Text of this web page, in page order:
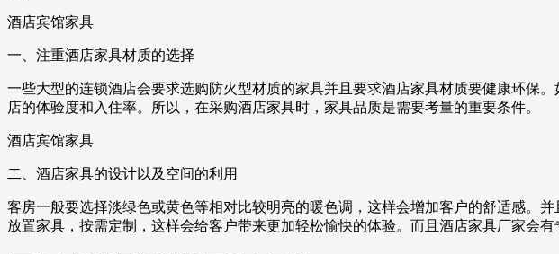
酒店宾馆家具
一、注重酒店家具材质的选择
一些大型的连锁酒店会要求选购防火型材质的家具并且要求酒店家具材质要健康环保
店的体验度和入住率。所以，在采购酒店家具时，家具品质是需要考量的重要条件。
酒店宾馆家具
二、酒店家具的设计以及空间的利用
客房一般要选择淡绿色或黄色等相对比较明亮的暖色调，这样会增加客户的舒适感。
放置家具，按需定制，这样会给客户带来更加轻松愉快的体验。而且酒店家具厂家会有